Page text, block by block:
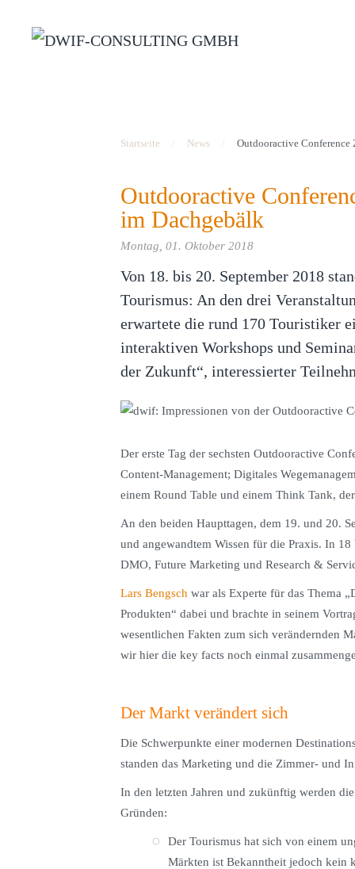
Zum Hauptinhalt springen
Startseite News Outdooractive
Outdooractive
im Dachgebälk
Montag, 01. Oktober 2018
Von 18. bis 20. September 2018
Tourismus: An den drei
erwartete die rund 170 Touristiker
interaktiven Workshops und
der Zukunft“, interessierter
Der erste Tag der sechsten Outdooractive
Content-Management; Digitales
einem Round Table und einem Think Tank,
An den beiden Haupttagen, dem 19. und 20.
und angewandtem Wissen für die Praxis. In
DMO, Future Marketing und Research &
Lars Bengsch war als Experte für das Thema
Produkten“ dabei und brachte in seinem
wesentlichen Fakten zum sich verändernden
wir hier die key facts noch einmal
Der Markt verändert sich
Die Schwerpunkte einer modernen
standen das Marketing und die Zimmer- und
In den letzten Jahren und zukünftig werden
Gründen:
Der Tourismus hat sich von einem
Märkten ist Bekanntheit jedoch kein